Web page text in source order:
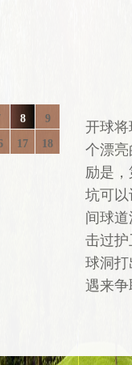
8 9
17 18
开球
个漂
励是
坑可
间球
击过
球洞
遇来